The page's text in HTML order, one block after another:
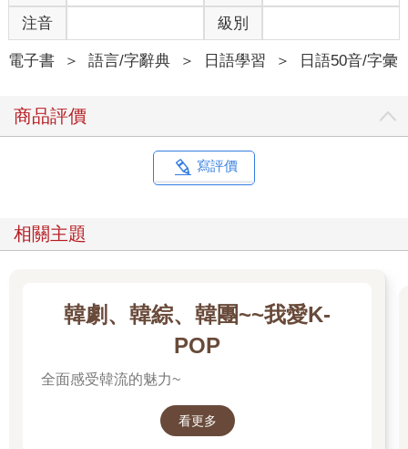
「エレンの家（いえ）がぁああああ」 艾連的家啊……！
這句子出現在《進擊的巨人》第三季的 53 話中，柯尼看到村莊被
艾連的姓氏「イェーガー」（葉卡）發音幾乎一樣。看來即使情
況再危急，諧音哏也是人類無法忘記的存在呢（誤）。
好啦，廢話不多說，開始來「正式」介紹日文的諧音哏們吧！
笑點 「青蛙要回家了」，兩個「かえる」的發音是一樣的。
諧音 猫（ねこ） ／ 寝転（ねころ）んだ （躺下）
笑點 貓咪的「ねこ」和躺下的「寝転ぶ」都有一個「ねこ」的
「イクラはいくら？」 鮭魚卵要多少錢？
笑點 相同的發音，但同時表達了兩個意思，還不小心組成了一個
注音 級別
電子書 ＞ 語言/字辭典 ＞ 日語學習 ＞ 日語50音/字彙
商品評價
寫評價
相關主題
韓劇、韓綜、韓團~~我愛K-
POP
全面感受韓流的魅力~
看更多